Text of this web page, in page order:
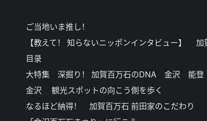
ご当地いま推し！
【教えて！ 知らないニッポンインタビュー】
目录
大特集 深掘り！ 加賀百万石のDNA 金沢 能登
金沢 観光スポットの向こう側を歩く
なるほど納得！ 加賀百万石 前田家のこだわり